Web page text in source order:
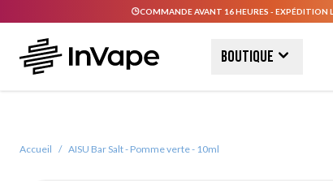
COMMANDE AVANT 16 HEURES - EXPÉDITION
Boutique
Accueil / AISU Bar Salt - Pomme verte - 10ml